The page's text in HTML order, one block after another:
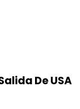
De USA